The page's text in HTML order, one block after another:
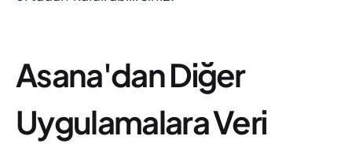
Asana'dan Diğer
Uygulamalara Veri